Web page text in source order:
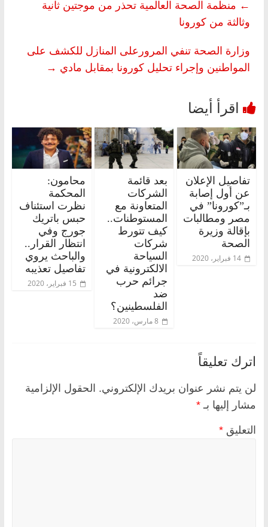
← منظمة الصحة العالمية تحذر من موجتين ثانية
وثالثة من كورونا
وزارة الصحة تنفي المرورعلى المنازل للكشف على
المواطنين وإجراء تحليل كورونا بمقابل مادي →
تفاصيل الإعلان
عن أول إصابة
بـ”كورونا” في
مصر ومطالبات
بإقالة وزيرة
الصحة
14 فبراير، 2020
بعد قائمة
الشركات
المتعاونة مع
المستوطنات..
كيف تتورط
شركات
السياحة
الالكترونية في
جرائم حرب
ضد
الفلسطينين؟
8 مارس، 2020
محامون:
المحكمة
نظرت استئناف
حبس باتريك
جورج وفي
انتظار القرار..
والباحث يروي
تفاصيل تعذيبه
15 فبراير، 2020
اترك تعليقاً
لن يتم نشر عنوان بريدك الإلكتروني. الحقول الإلزامية
مشار إليها بـ *
التعليق *